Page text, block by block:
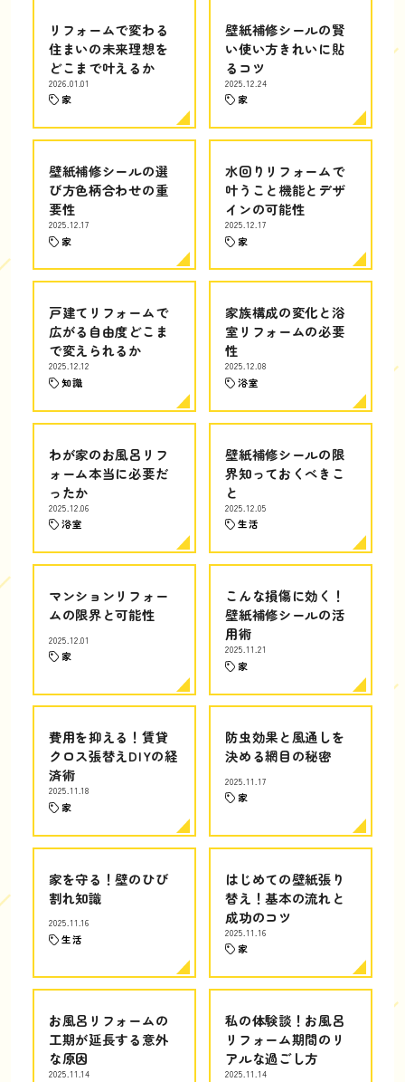
リフォームで変わる
住まいの未来理想を
どこまで叶えるか
2026.01.01
家
壁紙補修シールの賢
い使い方きれいに貼
るコツ
2025.12.24
家
壁紙補修シールの選
び方色柄合わせの重
要性
2025.12.17
家
水回りリフォームで
叶うこと機能とデザ
インの可能性
2025.12.17
家
戸建てリフォームで
広がる自由度どこま
で変えられるか
2025.12.12
知識
家族構成の変化と浴
室リフォームの必要
性
2025.12.08
浴室
わが家のお風呂リフ
ォーム本当に必要だ
ったか
2025.12.06
浴室
壁紙補修シールの限
界知っておくべきこ
と
2025.12.05
生活
マンションリフォー
ムの限界と可能性
2025.12.01
家
こんな損傷に効く！
壁紙補修シールの活
用術
2025.11.21
家
費用を抑える！賃貸
クロス張替えDIYの経
済術
2025.11.18
家
防虫効果と風通しを
決める網目の秘密
2025.11.17
家
家を守る！壁のひび
割れ知識
2025.11.16
生活
はじめての壁紙張り
替え！基本の流れと
成功のコツ
2025.11.16
家
お風呂リフォームの
工期が延長する意外
な原因
2025.11.14
私の体験談！お風呂
リフォーム期間のリ
アルな過ごし方
2025.11.14